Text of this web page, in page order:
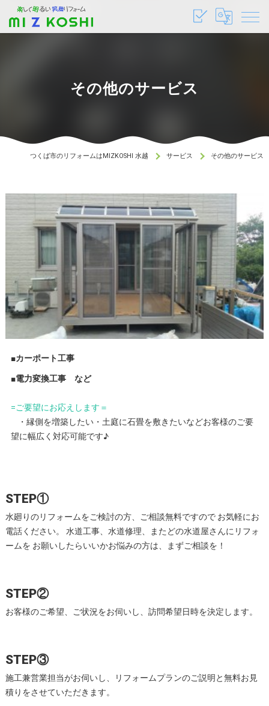
その他のサービス
つくば市のリフォームはMIZKOSHI 水越 サービス その他のサービス
■カーポート工事
■電力変換工事 など
=ご要望にお応えします＝
・縁側を増築したい・土庭に石畳を敷きたいなどお客様のご要
望に幅広く対応可能です♪
STEP①
水廻りのリフォームをご検討の方、ご相談無料ですので お気軽にお
電話ください。 水道工事、水道修理、またどの水道屋さんにリフォ
ームを お願いしたらいいかお悩みの方は、まずご相談を！
STEP②
お客様のご希望、ご状況をお伺いし、訪問希望日時を決定します。
STEP③
施工兼営業担当がお伺いし、リフォームプランのご説明と無料お見
積りをさせていただきます。